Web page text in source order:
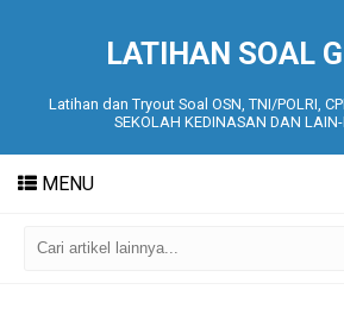
LATIHAN SOAL
Latihan dan Tryout Soal OSN, TNI/POLRI,
SEKOLAH KEDINASAN DAN
MENU